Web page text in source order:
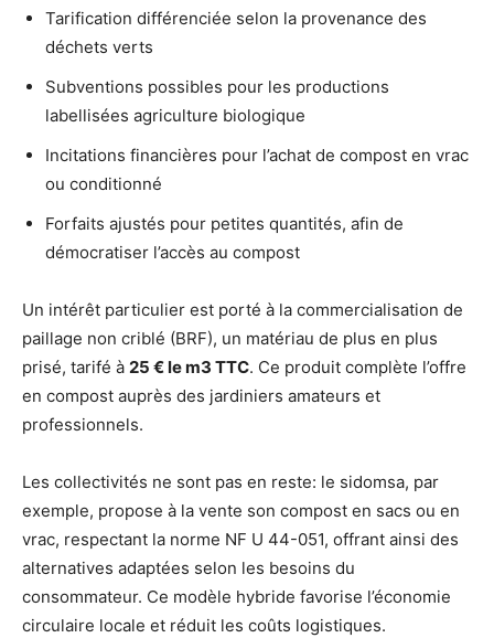
Tarification différenciée selon la provenance des
déchets verts
Subventions possibles pour les productions
labellisées agriculture biologique
Incitations financières pour l’achat de compost en vrac
ou conditionné
Forfaits ajustés pour petites quantités, afin de
démocratiser l’accès au compost
Un intérêt particulier est porté à la commercialisation de
paillage non criblé (BRF), un matériau de plus en plus
prisé, tarifé à 25 € le m3 TTC. Ce produit complète l’offre
en compost auprès des jardiniers amateurs et
professionnels.
Les collectivités ne sont pas en reste: le sidomsa, par
exemple, propose à la vente son compost en sacs ou en
vrac, respectant la norme NF U 44-051, offrant ainsi des
alternatives adaptées selon les besoins du
consommateur. Ce modèle hybride favorise l’économie
circulaire locale et réduit les coûts logistiques.